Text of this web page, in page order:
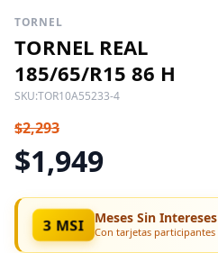
TORNEL
TORNEL REAL
185/65/R15 86 H
SKU:TOR10A55233-4
$2,293
$1,949
3 MSI Meses Sin Intereses
Con tarjetas participantes